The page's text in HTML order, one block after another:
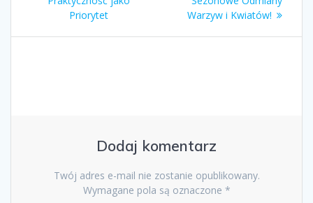
Priorytet
Warzyw i Kwiatów!
Dodaj komentarz
Twój adres e-mail nie zostanie opublikowany.
Wymagane pola są oznaczone *